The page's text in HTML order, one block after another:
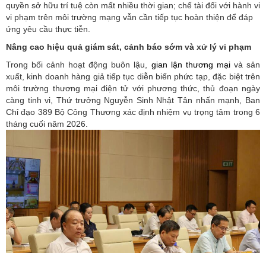
quyền sở hữu trí tuệ còn mất nhiều thời gian; chế tài đối với hành vi
vi phạm trên môi trường mạng vẫn cần tiếp tục hoàn thiện để đáp
ứng yêu cầu thực tiễn.
Nâng cao hiệu quả giám sát, cảnh báo sớm và xử lý vi phạm
Trong bối cảnh hoạt động buôn lậu, gian lận thương mạivà sản
xuất, kinh doanh hàng giả tiếp tục diễn biến phức tạp, đặc biệt trên
môi trường thương mại điện tử với phương thức, thủ đoạn ngày
càng tinh vi, Thứ trưởng Nguyễn Sinh Nhật Tân nhấn mạnh, Ban
Chỉ đạo 389 Bộ Công Thương xác định nhiệm vụ trọng tâm trong 6
tháng cuối năm 2026.